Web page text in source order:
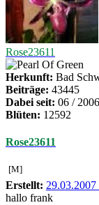
Rose23611
Herkunft: Bad
Beiträge: 43445
Dabei seit: 06 / 2006
Blüten: 12592
Rose23611
[M]
Erstellt:
hallo frank